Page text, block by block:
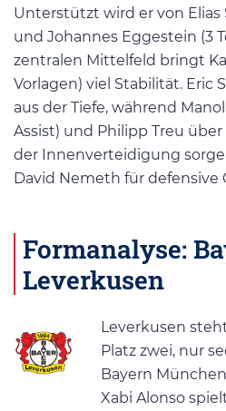
Unterstützt wird er von Elias
und Johannes Eggestein (3
zentralen Mittelfeld bringt
Vorlagen) viel Stabilität. Eric
aus der Tiefe, während
Assist) und Philipp Treu
der Innenverteidigung
David Nemeth für defensive
Formanalyse:
Leverkusen
Leverkusen
Platz zwei, nur
Bayern
Xabi Alonso